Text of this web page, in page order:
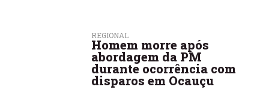
REGIONAL
Homem morre após
abordagem da PM
durante ocorrência com
disparos em Ocauçu